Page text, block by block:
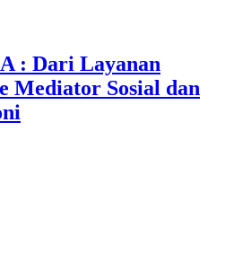
: Dari Layanan
Mediator Sosial dan